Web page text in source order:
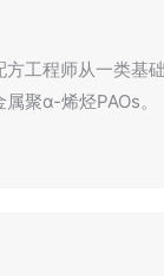
工程师从一类基
聚α-烯烃PAOs。